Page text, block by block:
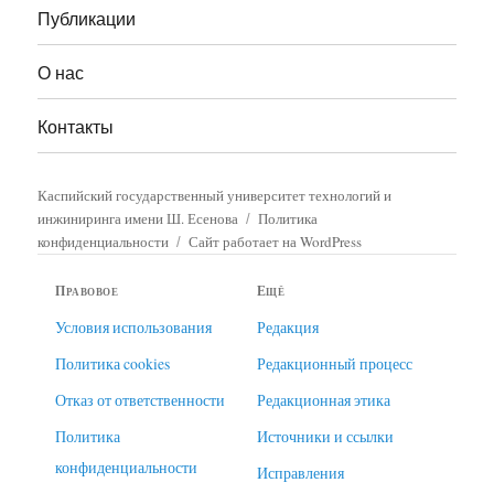
Публикации
О нас
Контакты
Каспийский государственный университет технологий и
инжиниринга имени Ш. Есенова
Политика
конфиденциальности
Сайт работает на WordPress
Правовое
Условия использования
Политика cookies
Отказ от ответственности
Политика
конфиденциальности
Ещё
Редакция
Редакционный процесс
Редакционная этика
Источники и ссылки
Исправления